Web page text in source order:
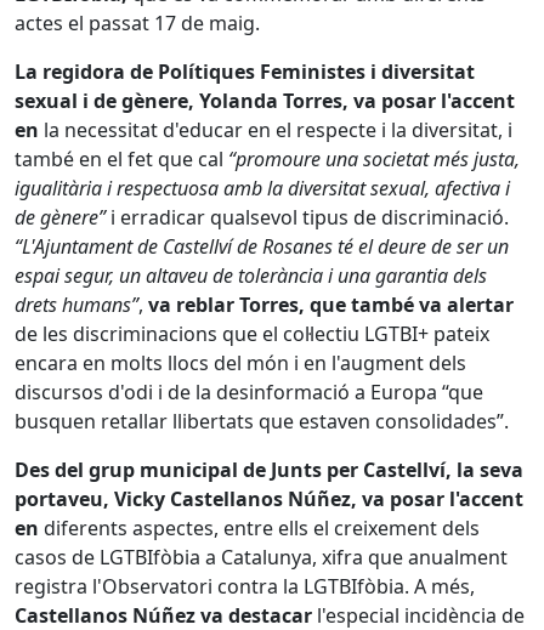
actes el passat 17 de maig.
La regidora de Polítiques Feministes i diversitat
sexual i de gènere, Yolanda Torres, va posar l'accent
en la necessitat d'educar en el respecte i la diversitat, i
també en el fet que cal “promoure una societat més justa,
igualitària i respectuosa amb la diversitat sexual, afectiva i
de gènere”i erradicar qualsevol tipus de discriminació.
“L'Ajuntament de Castellví de Rosanes té el deure de ser un
espai segur, un altaveu de tolerància i una garantia dels
drets humans”, va reblar Torres, que també va alertar
de les discriminacions que el col·lectiu LGTBI+ pateix
encara en molts llocs del món i en l'augment dels
discursos d'odi i de la desinformació a Europa “que
busquen retallar llibertats que estaven consolidades”.
Des del grup municipal de Junts per Castellví, la seva
portaveu, Vicky Castellanos Núñez, va posar l'accent
en diferents aspectes, entre ells el creixement dels
casos de LGTBIfòbia a Catalunya, xifra que anualment
registra l'Observatori contra la LGTBIfòbia. A més,
Castellanos Núñez va destacar l'especial incidència de